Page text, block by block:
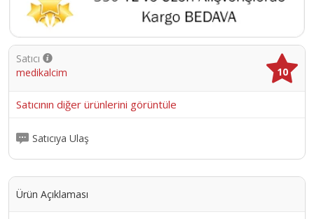
Satıcı
medikalcim
10
Satıcının diğer ürünlerini görüntüle
Satıcıya Ulaş
Ürün Açıklaması